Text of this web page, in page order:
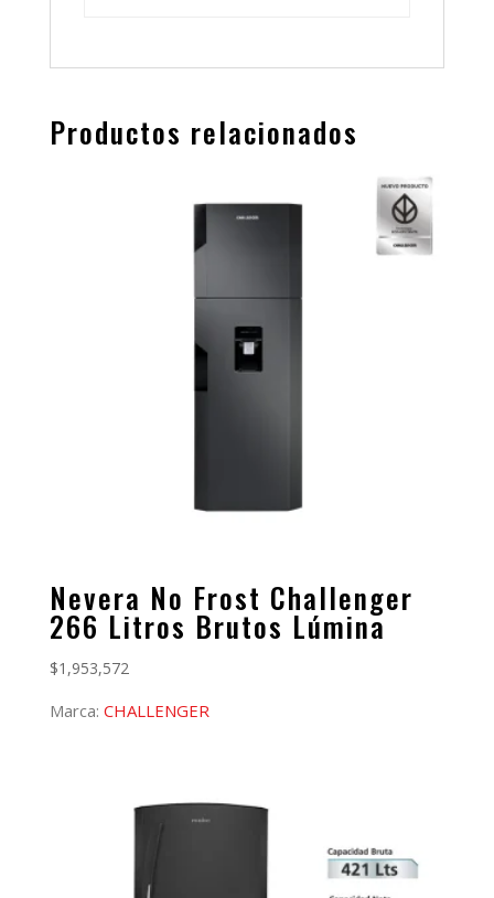
Productos relacionados
Nevera No Frost Challenger
266 Litros Brutos Lúmina
$1,953,572
Marca: CHALLENGER